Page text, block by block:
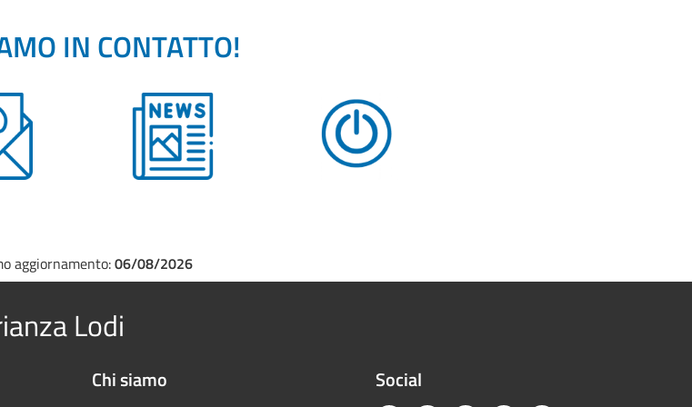
IN CONTATTO!
aggiornamento:06/08/2026
Lodi
Chi siamo Social